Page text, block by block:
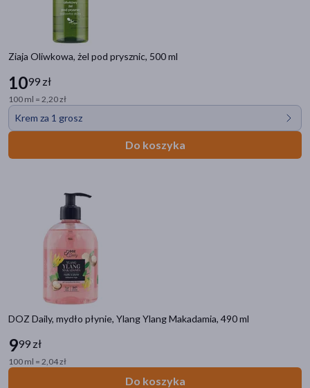
Ziaja Oliwkowa, żel pod prysznic, 500 ml
1099 zł
100 ml = 2,20 zł
Krem za 1 grosz
Do koszyka
DOZ Daily, mydło płynie, Ylang Ylang Makadamia, 490 ml
999 zł
100 ml = 2,04 zł
Do koszyka
Pielęgnacja ciała